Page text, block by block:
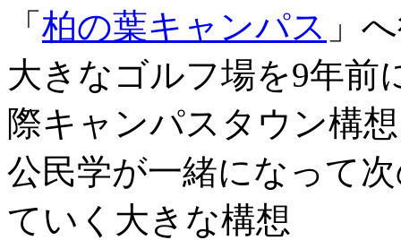
「 柏の葉キャンパス 」
大きなゴルフ場を9年前
際キャンパスタウン構
公民学が一緒になって
ていく大きな構想